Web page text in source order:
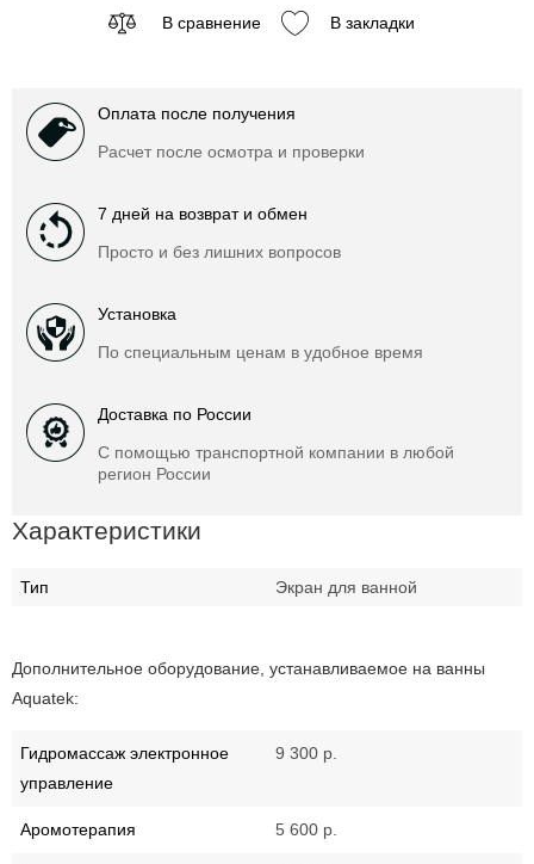
В сравнение В закладки
Оплата после получения
Расчет после осмотра и проверки
7 дней на возврат и обмен
Просто и без лишних вопросов
Установка
По специальным ценам в удобное время
Доставка по России
С помощью транспортной компании в любой
регион России
Характеристики
Тип Экран для ванной
Дополнительное оборудование, устанавливаемое на ванны
Aquatek:
Гидромассаж электронное
управление
9 300 р.
Аромотерапия 5 600 р.